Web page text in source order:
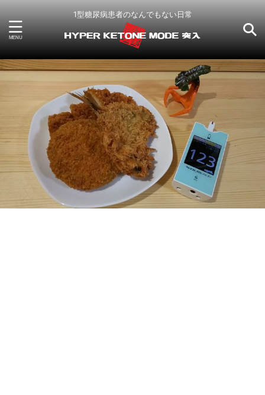
1型糖尿病患者のなんでもない日常